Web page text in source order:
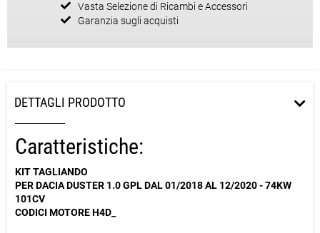
Vasta Selezione di Ricambi e Accessori
Garanzia sugli acquisti
DETTAGLI PRODOTTO
Caratteristiche:
KIT TAGLIANDO
PER DACIA DUSTER 1.0 GPL DAL 01/2018 AL 12/2020 - 74KW
101CV
CODICI MOTORE H4D_